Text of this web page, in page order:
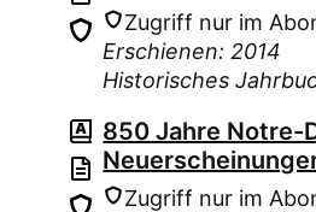
Zugriff nur im
Erschienen: 2014
Historisches
850 Jahre Notre-
Zugriff nur im